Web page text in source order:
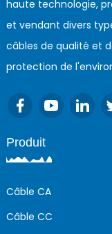
haute technologie,
et vendant divers
câbles de qualité et
protection de
Produit
Câble CA
Câble CC